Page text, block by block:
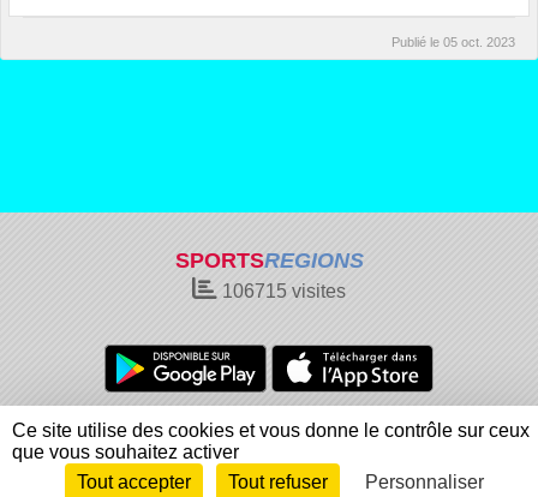
Publié le 05 oct. 2023
SPORTSREGIONS
106715 visites
Charte cookies
Gestion des cookies
Informations légales
Signaler un contenu inapproprié
Envie de participer ?
Connexion
Ce site utilise des cookies et vous donne le contrôle sur ceux
que vous souhaitez activer
Tout accepter
Tout refuser Personnaliser